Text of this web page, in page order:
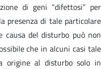
di geni “difettosi” per
presenza di tale particolare
causa del disturbo può non
che in alcuni casi tale
origine al disturbo solo in